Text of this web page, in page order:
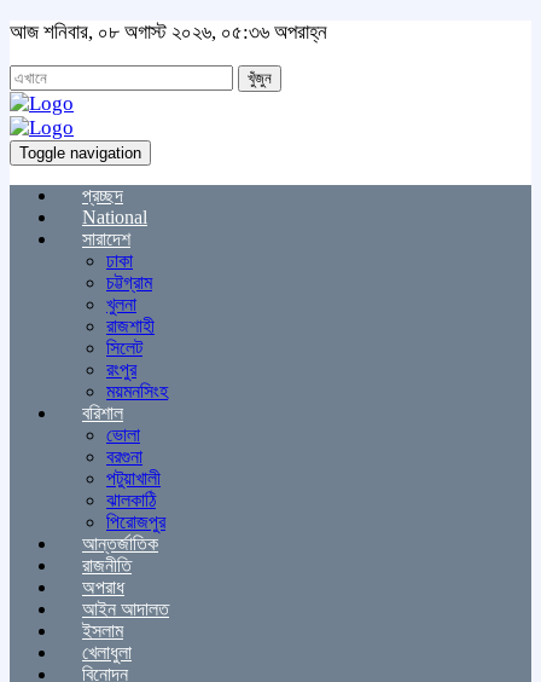
আজ শনিবার, ০৮ অগাস্ট ২০২৬, ০৫:৩৬ অপরাহ্ন
খুঁজুন
Toggle navigation
প্রচ্ছদ
National
সারাদেশ
ঢাকা
চট্টগ্রাম
খুলনা
রাজশাহী
সিলেট
রংপুর
ময়মনসিংহ
বরিশাল
ভোলা
বরগুনা
পটুয়াখালী
ঝালকাঠি
পিরোজপুর
আন্তর্জাতিক
রাজনীতি
অপরাধ
আইন আদালত
ইসলাম
খেলাধুলা
বিনোদন